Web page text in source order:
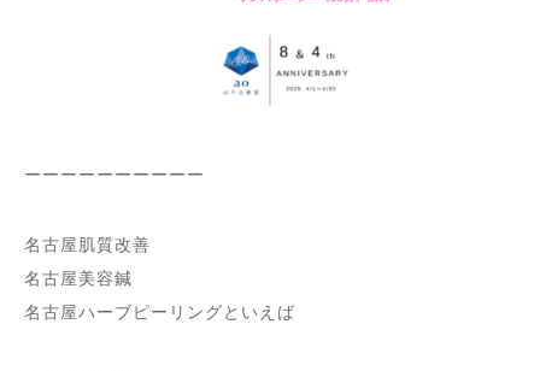
ーーーーーーーーーー
名古屋肌質改善
名古屋美容鍼
名古屋ハーブピーリングといえば